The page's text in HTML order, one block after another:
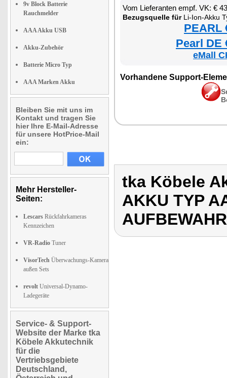
9v Block Batterie
Rauchmelder
AAA Akku USB
Akku-Zubehör
Batterie Micro Typ
AAA Marken Akku
Bleiben Sie mit uns im
Kontakt und tragen Sie
hier Ihre E-Mail-Adresse
für unsere HotPrice-Mail
ein:
Mehr Hersteller-
Seiten:
Lescars Rückfahrkameras
Kennzeichen
VR-Radio Tuner
VisorTech Überwachungs-Kamera
außen Sets
revolt Universal-Dynamo-
Ladegeräte
Service- & Support-
Website der Marke tka
Köbele Akkutechnik
für die
Vertriebsgebiete
Deutschland,
Vom Lieferanten empf. VK: €
Bezugsquelle fürLi-Ion-Akku Typ AA /
PEARL
Pearl DE
eMall
Vorhandene Support-
tka Köbele
AKKU TYP